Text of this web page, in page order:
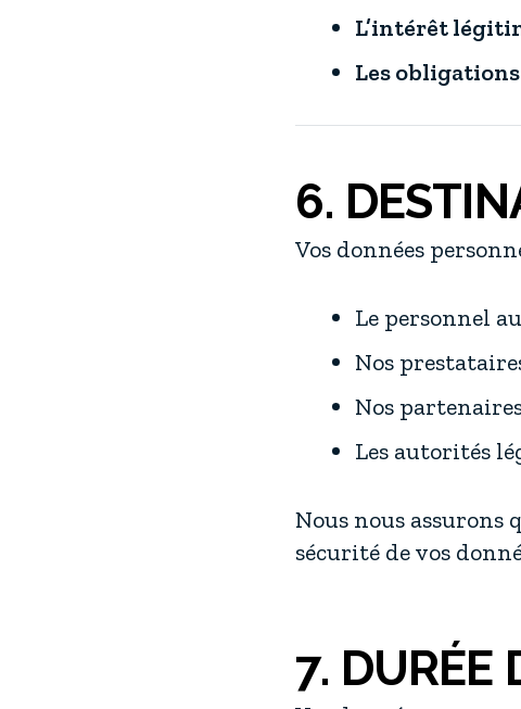
L’intérêt
Les
6.
Vos données
Le personnel
Nos
Nos
Les autorités
Nous nous
sécurité de vos
7. DURÉE